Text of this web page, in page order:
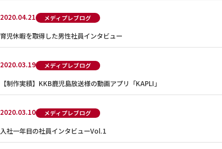
2020.04.21 メディプレブログ
育児休暇を取得した男性社員インタビュー
2020.03.19 メディプレブログ
【制作実績】KKB鹿児島放送様の動画アプリ「KAPLI」
2020.03.10 メディプレブログ
入社一年目の社員インタビューVol.1